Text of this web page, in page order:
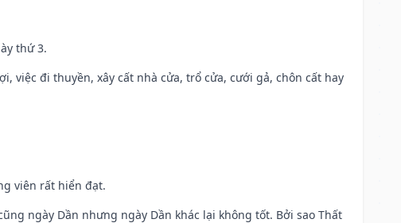
thứ 3.
việc đi thuyền, xây cất nhà cửa, trổ cửa, cưới gả, chôn cất hay
viên rất hiển đạt.
ngày Dần nhưng ngày Dần khác lại không tốt. Bởi sao Thất